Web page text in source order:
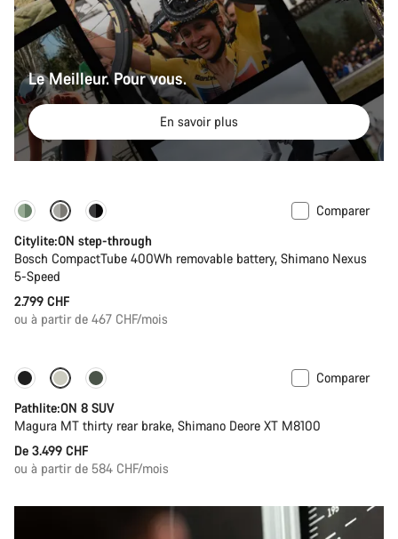
Le Meilleur. Pour vous.
En savoir plus
Performance Line
Comparer
Citylite:ON step-through
Bosch CompactTube 400Wh removable battery, Shimano Nexus
5-Speed
2.799 CHF
ou à partir de 467 CHF/mois
Nouvelles disponibilités
Comparer
Pathlite:ON 8 SUV
Magura MT thirty rear brake, Shimano Deore XT M8100
De 3.499 CHF
ou à partir de 584 CHF/mois